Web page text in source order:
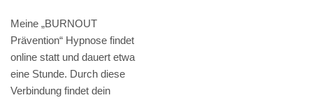
Meine „BURNOUT
Prävention“ Hypnose findet
online statt und dauert etwa
eine Stunde. Durch diese
Verbindung findet dein